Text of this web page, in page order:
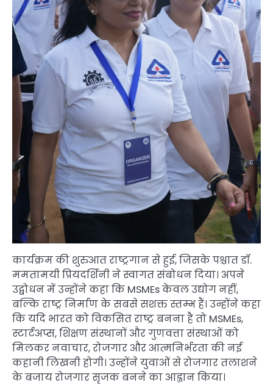
कार्यक्रम की शुरुआत राष्ट्रगान से हुई, जिसके पश्चात डॉ.
ममतामयी प्रियदर्शिनी ने स्वागत संबोधन दिया। अपने
उद्बोधन में उन्होंने कहा कि MSMEs केवल उद्योग नहीं,
बल्कि राष्ट्र निर्माण के सबसे सशक्त स्तम्भ हैं। उन्होंने कहा
कि यदि भारत को विकसित राष्ट्र बनना है तो MSMEs,
स्टार्टअप्स, शिक्षण संस्थानों और गुणवत्ता संस्थाओं को
मिलकर नवाचार, रोजगार और आत्मनिर्भरता की नई
कहानी लिखनी होगी। उन्होंने युवाओं से रोजगार तलाशने
के बजाय रोजगार सृजक बनने का आह्वान किया।